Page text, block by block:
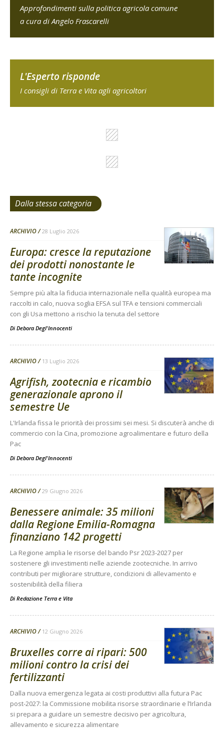
Approfondimenti sulla politica agricola comune
a cura di Angelo Frascarelli
L'Esperto risponde
I consigli di Terra e Vita agli agricoltori
Dalla stessa categoria
ARCHIVIO 28 Luglio 2026
Europa: cresce la reputazione
dei prodotti nonostante le
tante incognite
Sempre più alta la fiducia internazionale nella qualità europea ma
raccolti in calo, nuova soglia EFSA sul TFA e tensioni commerciali
con gli Usa mettono a rischio la tenuta del settore
Di Debora Degl'Innocenti
ARCHIVIO 13 Luglio 2026
Agrifish, zootecnia e ricambio
generazionale aprono il
semestre Ue
L'Irlanda fissa le priorità dei prossimi sei mesi. Si discuterà anche di
commercio con la Cina, promozione agroalimentare e futuro della
Pac
Di Debora Degl'Innocenti
ARCHIVIO 29 Giugno 2026
Benessere animale: 35 milioni
dalla Regione Emilia-Romagna
finanziano 142 progetti
La Regione amplia le risorse del bando Psr 2023-2027 per
sostenere gli investimenti nelle aziende zootecniche. In arrivo
contributi per migliorare strutture, condizioni di allevamento e
sostenibilità della filiera
Di Redazione Terra e Vita
ARCHIVIO 12 Giugno 2026
Bruxelles corre ai ripari: 500
milioni contro la crisi dei
fertilizzanti
Dalla nuova emergenza legata ai costi produttivi alla futura Pac
post-2027: la Commissione mobilita risorse straordinarie e l’Irlanda
si prepara a guidare un semestre decisivo per agricoltura,
allevamento e sicurezza alimentare